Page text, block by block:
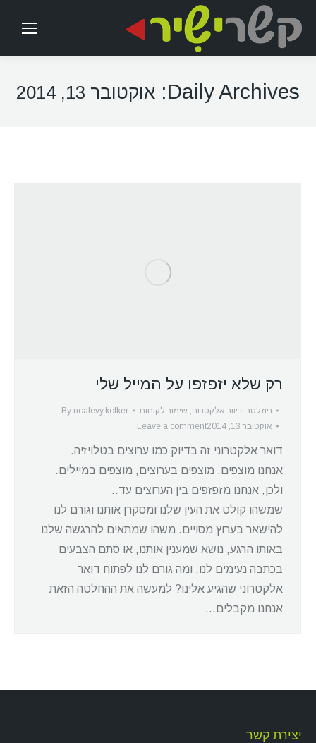
Daily Archives: אוקטובר 13, 2014
רק שלא יזפזפו על המייל שלי
ניוזלטר ודיוור אלקטרוני שימור לקוחות By noalevy.kolker
אוקטובר 13, 2014
Leave a comment
דואר אלקטרוני זה בדיוק כמו ערוצים בטלויזיה.
אנחנו מוצפים. מוצפים בערוצים, מוצפים במיילים.
ולכן, אנחנו מזפזפים בין הערוצים עד..
שמשהו קולט את העין שלנו ומסקרן אותנו וגורם לנו
להישאר בערוץ מסויים. משהו שמתאים להרגשה שלנו
באותו הרגע, נושא שמענין אותנו, או סתם הצבעים
בכתבה נעימים לנו. ומה גורם לנו לפתוח דואר
אלקטרוני שהגיע אלינו? למעשה את ההחלטה הזאת
אנחנו מקבלים…
יצירת קשר